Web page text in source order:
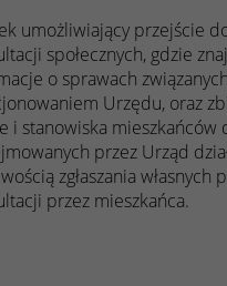
umożliwiający przejście
społecznych, gdzie
o sprawach
Urzędu, oraz
i stanowiska mieszkańców
przez Urząd
zgłaszania własnych
przez mieszkańca.